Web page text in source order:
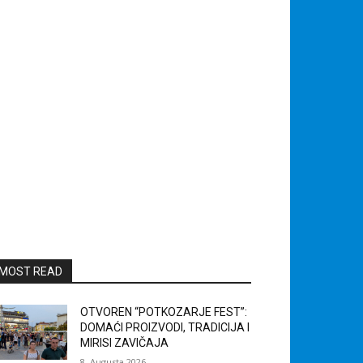
READ
OTVOREN “POTKOZARJE FEST”:
DOMAĆI PROIZVODI, TRADICIJA I
MIRISI ZAVIČAJA